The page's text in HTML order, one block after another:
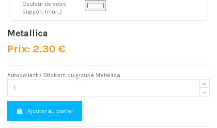
Couleur de votre
support (mur...)
Metallica
Prix: 2.30 €
Autocollant / Stickers du groupe Metallica
Ajouter au panier